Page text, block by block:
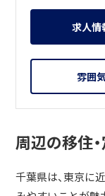
求人情
雰囲
周辺の移住
千葉県は、東京に